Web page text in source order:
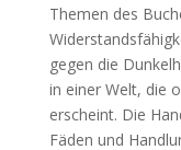
Themen des
gegen die
in einer Welt, die
erscheint. Die
Fäden und